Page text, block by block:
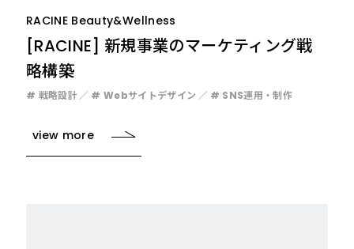
RACINE Beauty&Wellness
[RACINE] 新規事業のマーケティング戦
略構築
# 戦略設計 # Webサイトデザイン # SNS運用・制作
view more